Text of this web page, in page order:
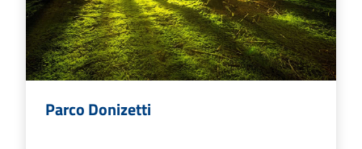
Parco Donizetti